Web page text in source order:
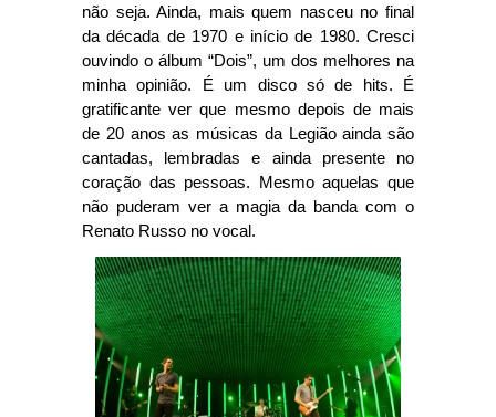
não seja. Ainda, mais quem nasceu no final
da década de 1970 e início de 1980. Cresci
ouvindo o álbum “Dois”, um dos melhores na
minha opinião. É um disco só de hits. É
gratificante ver que mesmo depois de mais
de 20 anos as músicas da Legião ainda são
cantadas, lembradas e ainda presente no
coração das pessoas. Mesmo aquelas que
não puderam ver a magia da banda com o
Renato Russo no vocal.